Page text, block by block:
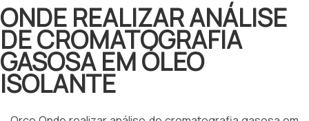
ONDE REALIZAR ANÁLISE
DE CROMATOGRAFIA
GASOSA EM ÓLEO
ISOLANTE